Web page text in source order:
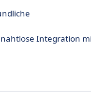
Integration